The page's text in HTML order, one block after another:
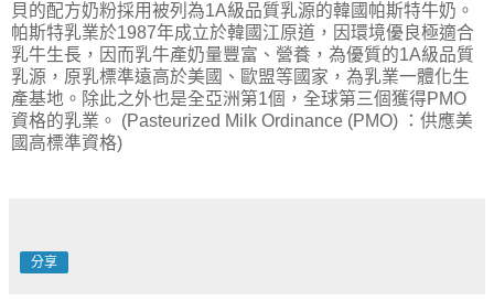
貝的配方奶粉採用被列為1A級品質乳源的韓國帕斯特牛奶。
帕斯特乳業於1987年成立於韓國江原道，因環境優良極適合
乳牛生長，因而乳牛產奶量豐富、營養，為優質的1A級品質
乳源，原乳標準遠高於美國、歐盟等國家，為乳業一體化生
產基地。除此之外也是全亞洲第1個，全球第三個獲得PMO
資格的乳業。 (Pasteurized Milk Ordinance (PMO) ：供應美
國高標準資格)
分享